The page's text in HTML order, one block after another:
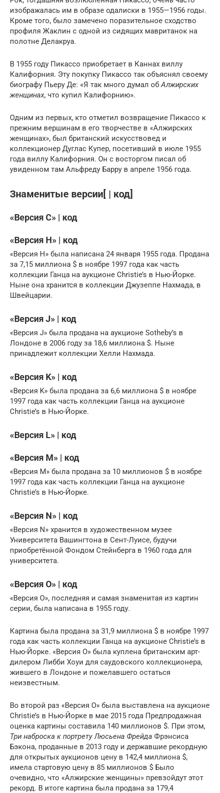
изображалась им в образе одалиски в 1955—1956 годы.
Кроме того, было замечено поразительное сходство
профиля Жаклин с одной из сидящих мавританок на
полотне Делакруа.
В 1955 году Пикассо приобретает в Каннах виллу
Калифорния. Эту покупку Пикассо так объяснял своему
биографу Пьеру Де: «Я так много думал обАлжирских
женщинах, что купил Калифорнию».
Одним из первых, кто отметил возвращение Пикассо к
прежним вершинам в его творчестве в «Алжирских
женщинах», был британский искусствовед и
коллекционер Дуглас Купер, посетивший в июле 1955
года виллу Калифорния. Он с восторгом писал об
увиденном там Альфреду Барру в апреле 1956 года.
Знаменитые версии[ | код]
«Версия C» | код
«Версия H» | код
«Версия H» была написана 24 января 1955 года. Продана
за 7,15 миллиона $ в ноябре 1997 года как часть
коллекции Ганца на аукционе Christie’s в Нью-Йорке.
Ныне она хранится в коллекции Джузеппе Нахмада, в
Швейцарии.
«Версия J» | код
«Версия J» была продана на аукционе Sotheby’s в
Лондоне в 2006 году за 18,6 миллиона $. Ныне
принадлежит коллекции Хелли Нахмада.
«Версия K» | код
«Версия K» была продана за 6,6 миллиона $ в ноябре
1997 года как часть коллекции Ганца на аукционе
Christie’s в Нью-Йорке.
«Версия L» | код
«Версия M» | код
«Версия M» была продана за 10 миллионов $ в ноябре
1997 года как часть коллекции Ганца на аукционе
Christie’s в Нью-Йорке.
«Версия N» | код
«Версия N» хранится в художественном музее
Университета Вашингтона в Сент-Луисе, будучи
приобретённой Фондом Стейнберга в 1960 года для
университета.
«Версия O» | код
«Версия O», последняя и самая знаменитая из картин
серии, была написана в 1955 году.
Картина была продана за 31,9 миллиона $ в ноябре 1997
года как часть коллекции Ганца на аукционе Christie’s в
Нью-Йорке. «Версия O» была куплена британским арт-
дилером Либби Хоуи для саудовского коллекционера,
жившего в Лондоне и пожелавшего остаться
неизвестным.
Во второй раз «Версия O» была выставлена на аукционе
Christie’s в Нью-Йорке в мае 2015 года Предпродажная
оценка картины составила 140 миллионов $. При этом,
Три наброска к портрету Люсьена Фрейда Фрэнсиса
Бэкона, проданные в 2013 году и державшие рекордную
для открытых аукционов цену в 142,4 миллиона $,
имела стартовую цену в 85 миллионов $ Было
очевидно, что «Алжирские женщины» превзойдут этот
рекорд. В итоге картина была продана за 179,4